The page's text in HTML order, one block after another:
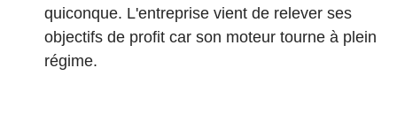
quiconque. L'entreprise vient de relever ses
objectifs de profit car son moteur tourne à plein
régime.